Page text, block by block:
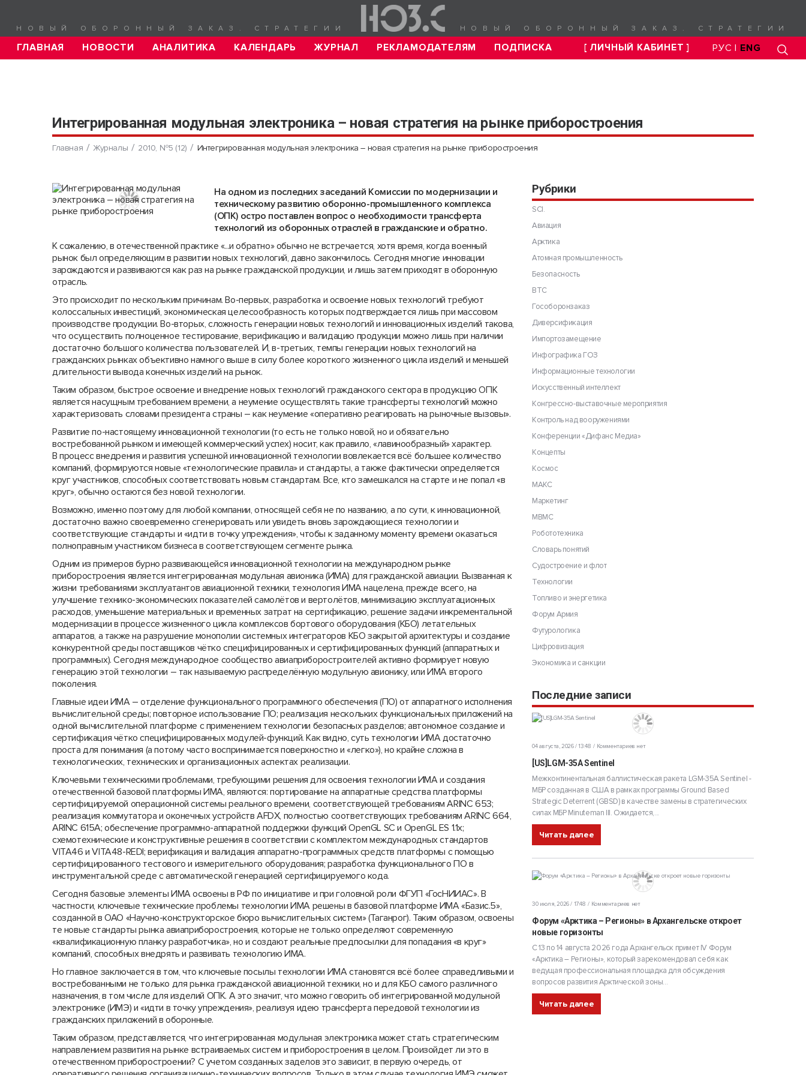
НОВЫЙ ОБОРОННЫЙ ЗАКАЗ. СТРАТЕГИИ НОВЫЙ ОБОРОННЫЙ ЗАКАЗ. СТРАТЕГИИ
ГЛАВНАЯ НОВОСТИ АНАЛИТИКА КАЛЕНДАРЬ ЖУРНАЛ РЕКЛАМОДАТЕЛЯМ ПОДПИСКА [ ЛИЧНЫЙ КАБИНЕТ ] РУС | ENG
Интегрированная модульная электроника – новая стратегия на рынке приборостроения
Главная Журналы 2010, №5 (12) Интегрированная модульная электроника – новая стратегия на рынке приборостроения
На одном из последних заседаний Комиссии по модернизации и
техническому развитию оборонно-промышленного комплекса
(ОПК) остро поставлен вопрос о необходимости трансферта
технологий из оборонных отраслей в гражданские и обратно.
К сожалению, в отечественной практике «...и обратно» обычно не встречается, хотя время, когда военный
рынок был определяющим в развитии новых технологий, давно закончилось. Сегодня многие инновации
зарождаются и развиваются как раз на рынке гражданской продукции, и лишь затем приходят в оборонную
отрасль.
Это происходит по нескольким причинам. Во-первых, разработка и освоение новых технологий требуют
колоссальных инвестиций, экономическая целесообразность которых подтверждается лишь при массовом
производстве продукции. Во-вторых, сложность генерации новых технологий и инновационных изделий такова,
что осуществить полноценное тестирование, верификацию и валидацию продукции можно лишь при наличии
достаточно большого количества пользователей. И, в-третьих, темпы генерации новых технологий на
гражданских рынках объективно намного выше в силу более короткого жизненного цикла изделий и меньшей
длительности вывода конечных изделий на рынок.
Таким образом, быстрое освоение и внедрение новых технологий гражданского сектора в продукцию ОПК
является насущным требованием времени, а неумение осуществлять такие трансферты технологий можно
характеризовать словами президента страны – как неумение «оперативно реагировать на рыночные вызовы».
Развитие по-настоящему инновационной технологии (то есть не только новой, но и обязательно
востребованной рынком и имеющей коммерческий успех) носит, как правило, «лавинообразный» характер.
В процесс внедрения и развития успешной инновационной технологии вовлекается всё большее количество
компаний, формируются новые «технологические правила» и стандарты, а также фактически определяется
круг участников, способных соответствовать новым стандартам. Все, кто замешкался на старте и не попал «в
круг», обычно остаются без новой технологии.
Возможно, именно поэтому для любой компании, относящей себя не по названию, а по сути, к инновационной,
достаточно важно своевременно сгенерировать или увидеть вновь зарождающиеся технологии и
соответствующие стандарты и «идти в точку упреждения», чтобы к заданному моменту времени оказаться
полноправным участником бизнеса в соответствующем сегменте рынка.
Одним из примеров бурно развивающейся инновационной технологии на международном рынке
приборостроения является интегрированная модульная авионика (ИМА) для гражданской авиации. Вызванная к
жизни требованиями эксплуатантов авиационной техники, технология ИМА нацелена, прежде всего, на
улучшение технико-экономических показателей самолётов и вертолётов, минимизацию эксплуатационных
расходов, уменьшение материальных и временных затрат на сертификацию, решение задачи инкрементальной
модернизации в процессе жизненного цикла комплексов бортового оборудования (КБО) летательных
аппаратов, а также на разрушение монополии системных интеграторов КБО закрытой архитектуры и создание
конкурентной среды поставщиков чётко специфицированных и сертифицированных функций (аппаратных и
программных). Сегодня международное сообщество авиаприборостроителей активно формирует новую
генерацию этой технологии – так называемую распределённую модульную авионику, или ИМА второго
поколения.
Главные идеи ИМА – отделение функционального программного обеспечения (ПО) от аппаратного исполнения
вычислительной среды; повторное использование ПО; реализация нескольких функциональных приложений на
одной вычислительной платформе с применением технологии безопасных разделов; автономное создание и
сертификация чётко специфицированных модулей-функций. Как видно, суть технологии ИМА достаточно
проста для понимания (а потому часто воспринимается поверхностно и «легко»), но крайне сложна в
технологических, технических и организационных аспектах реализации.
Ключевыми техническими проблемами, требующими решения для освоения технологии ИМА и создания
отечественной базовой платформы ИМА, являются: портирование на аппаратные средства платформы
сертифицируемой операционной системы реального времени, соответствующей требованиям ARINC 653;
реализация коммутатора и оконечных устройств AFDХ, полностью соответствующих требованиям ARINC 664,
ARINC 615A; обеспечение программно-аппаратной поддержки функций OpenGL SC и OpenGL ES 1.1x;
схемотехнические и конструктивные решения в соответствии с комплектом международных стандартов
VITA46 и VITA48-REDI; верификация и валидация аппаратно-программных средств платформы с помощью
сертифицированного тестового и измерительного оборудования; разработка функционального ПО в
инструментальной среде с автоматической генерацией сертифицируемого кода.
Сегодня базовые элементы ИМА освоены в РФ по инициативе и при головной роли ФГУП «ГосНИИАС». В
частности, ключевые технические проблемы технологии ИМА решены в базовой платформе ИМА «Базис.5»,
созданной в ОАО «Научно-конструкторское бюро вычислительных систем» (Таганрог). Таким образом, освоены
те новые стандарты рынка авиаприборостроения, которые не только определяют современную
«квалификационную планку разработчика», но и создают реальные предпосылки для попадания «в круг»
компаний, способных внедрять и развивать технологию ИМА.
Но главное заключается в том, что ключевые посылы технологии ИМА становятся всё более справедливыми и
востребованными не только для рынка гражданской авиационной техники, но и для КБО самого различного
назначения, в том числе для изделий ОПК. А это значит, что можно говорить об интегрированной модульной
электронике (ИМЭ) и «идти в точку упреждения», реализуя идею трансферта передовой технологии из
гражданских приложений в оборонные.
Таким образом, представляется, что интегрированная модульная электроника может стать стратегическим
направлением развития на рынке встраиваемых систем и приборостроения в целом. Произойдет ли это в
отечественном приборостроении? С учетом созданных заделов это зависит, в первую очередь, от
Рубрики
SCI.
Авиация
Арктика
Атомная промышленность
Безопасность
ВТС
Гособоронзаказ
Диверсификация
Импортозамещение
Инфографика ГОЗ
Информационные технологии
Искусственный интеллект
Конгрессно-выставочные мероприятия
Контроль над вооружениями
Конференции «Дифанс Медиа»
Концепты
Космос
МАКС
Маркетинг
МВМС
Робототехника
Словарь понятий
Судостроение и флот
Технологии
Топливо и энергетика
Форум Армия
Футурологика
Цифровизация
Экономика и санкции
Последние записи
04 августа, 2026 / 13:48 Комментариев нет
[US]LGM-35A Sentinel
Межконтинентальная баллистическая ракета LGM-35A Sentinel -
МБР созданная в США в рамках программы Ground Based
Strategic Deterrent (GBSD) в качестве замены в стратегических
силах МБР Minuteman III. Ожидается,...
Читать далее
30 июля, 2026 / 17:48 Комментариев нет
Форум «Арктика – Регионы» в Архангельске откроет
новые горизонты
С 13 по 14 августа 2026 года Архангельск примет IV Форум
«Арктика – Регионы», который зарекомендовал себя как
ведущая профессиональная площадка для обсуждения
вопросов развития Арктической зоны...
Читать далее